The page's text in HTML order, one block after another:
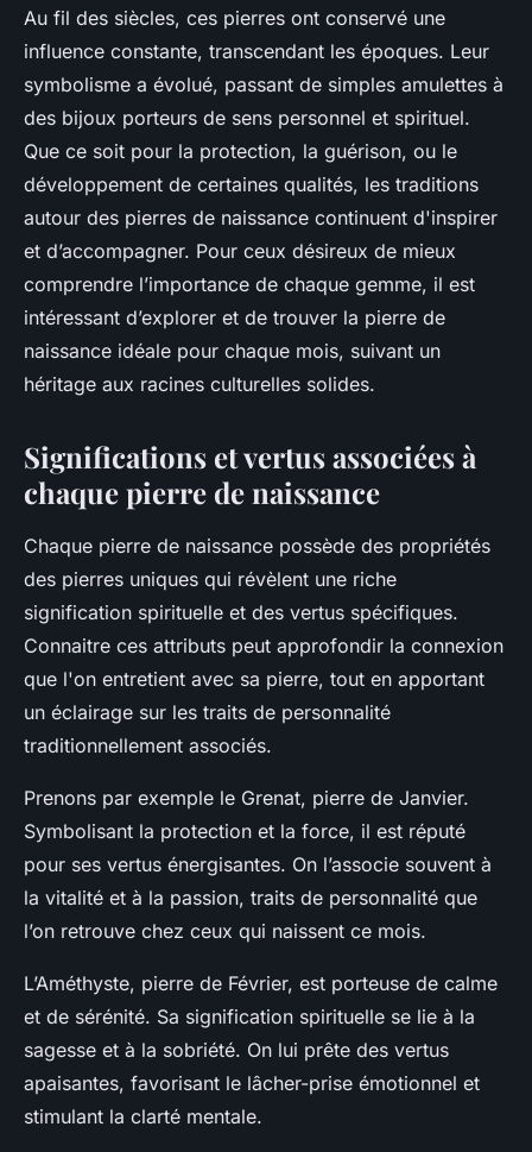
Au fil des siècles, ces pierres ont conservé une
influence constante, transcendant les époques. Leur
symbolisme a évolué, passant de simples amulettes à
des bijoux porteurs de sens personnel et spirituel.
Que ce soit pour la protection, la guérison, ou le
développement de certaines qualités, les traditions
autour des pierres de naissance continuent d'inspirer
et d’accompagner. Pour ceux désireux de mieux
comprendre l’importance de chaque gemme, il est
intéressant d’explorer et de trouver la pierre de
naissance idéale pour chaque mois, suivant un
héritage aux racines culturelles solides.
Significations et vertus associées à
chaque pierre de naissance
Chaque pierre de naissance possède des propriétés
des pierres uniques qui révèlent une riche
signification spirituelle et des vertus spécifiques.
Connaitre ces attributs peut approfondir la connexion
que l'on entretient avec sa pierre, tout en apportant
un éclairage sur les traits de personnalité
traditionnellement associés.
Prenons par exemple le Grenat, pierre de Janvier.
Symbolisant la protection et la force, il est réputé
pour ses vertus énergisantes. On l’associe souvent à
la vitalité et à la passion, traits de personnalité que
l’on retrouve chez ceux qui naissent ce mois.
L’Améthyste, pierre de Février, est porteuse de calme
et de sérénité. Sa signification spirituelle se lie à la
sagesse et à la sobriété. On lui prête des vertus
apaisantes, favorisant le lâcher-prise émotionnel et
stimulant la clarté mentale.